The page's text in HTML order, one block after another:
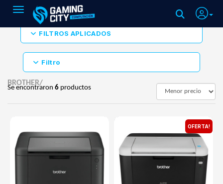
Toggle navigation
FILTROS APLICADOS
Filtro
BROTHER/
Se encontraron 6 productos
OFERTA!